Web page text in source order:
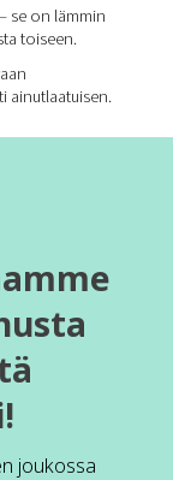
se on lämmin
toiseen.
ainutlaatuisen.
joukossa